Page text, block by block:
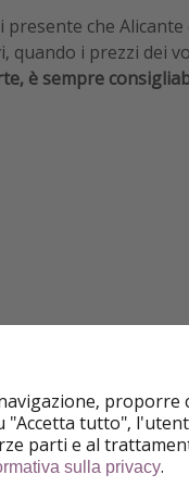
presente che
quando i prezzi dei
è sempre
per le sue
vita notturna,
da offrire a
proporre
"Accetta tutto",
parti e al
sulla privacy.